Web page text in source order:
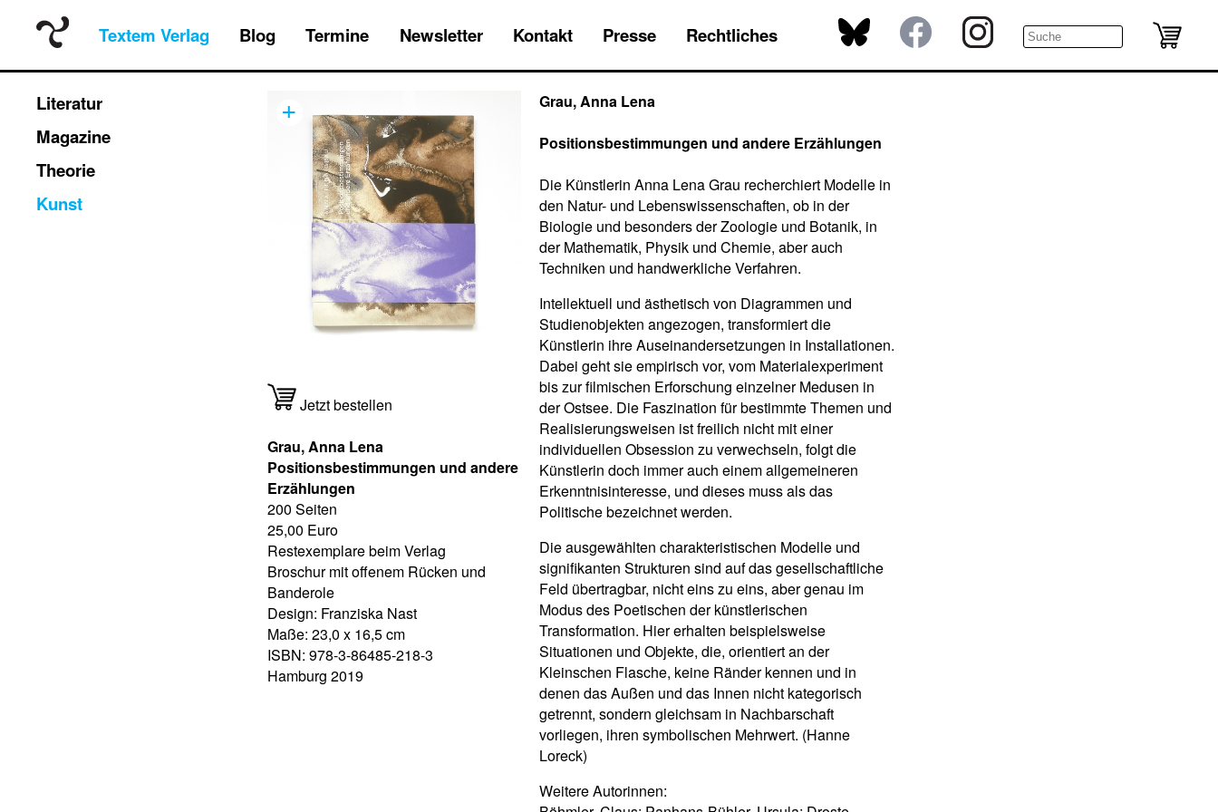
Textem Verlag Blog Termine Newsletter Kontakt Presse Rechtliches
Literatur
Magazine
Theorie
Kunst
+
Grau, Anna Lena
Positionsbestimmungen und andere Erzählungen
Die Künstlerin Anna Lena Grau recherchiert Modelle in
den Natur- und Lebenswissenschaften, ob in der
Biologie und besonders der Zoologie und Botanik, in
der Mathematik, Physik und Chemie, aber auch
Techniken und handwerkliche Verfahren.
Intellektuell und ästhetisch von Diagrammen und
Studienobjekten angezogen, transformiert die
Künstlerin ihre Auseinandersetzungen in Installationen.
Dabei geht sie empirisch vor, vom Materialexperiment
bis zur filmischen Erforschung einzelner Medusen in
der Ostsee. Die Faszination für bestimmte Themen und
Realisierungsweisen ist freilich nicht mit einer
individuellen Obsession zu verwechseln, folgt die
Künstlerin doch immer auch einem allgemeineren
Erkenntnisinteresse, und dieses muss als das
Politische bezeichnet werden.
Die ausgewählten charakteristischen Modelle und
signifikanten Strukturen sind auf das gesellschaftliche
Feld übertragbar, nicht eins zu eins, aber genau im
Modus des Poetischen der künstlerischen
Transformation. Hier erhalten beispielsweise
Situationen und Objekte, die, orientiert an der
Kleinschen Flasche, keine Ränder kennen und in
denen das Außen und das Innen nicht kategorisch
getrennt, sondern gleichsam in Nachbarschaft
vorliegen, ihren symbolischen Mehrwert. (Hanne
Loreck)
Weitere Autorinnen:
Jetzt bestellen
Grau, Anna Lena
Positionsbestimmungen und andere
Erzählungen
200 Seiten
25,00 Euro
Restexemplare beim Verlag
Broschur mit offenem Rücken und
Banderole
Design: Franziska Nast
Maße: 23,0 x 16,5 cm
ISBN: 978-3-86485-218-3
Hamburg 2019